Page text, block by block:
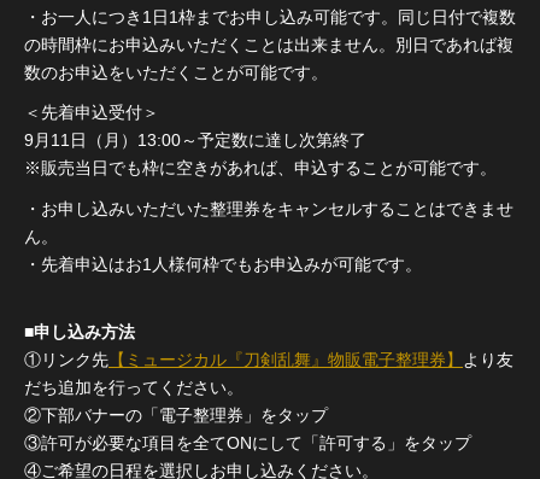
・お一人につき1日1枠までお申し込み可能です。同じ日付で複数
の時間枠にお申込みいただくことは出来ません。別日であれば複
数のお申込をいただくことが可能です。
＜先着申込受付＞
9月11日（月）13:00～予定数に達し次第終了
※販売当日でも枠に空きがあれば、申込することが可能です。
・お申し込みいただいた整理券をキャンセルすることはできませ
ん。
・先着申込はお1人様何枠でもお申込みが可能です。
■申し込み方法
①リンク先 【ミュージカル『刀剣乱舞』物販電子整理券】
より友
だち追加を行ってください。
②下部バナーの「電子整理券」をタップ
③許可が必要な項目を全てONにして「許可する」をタップ
④ご希望の日程を選択しお申し込みください。